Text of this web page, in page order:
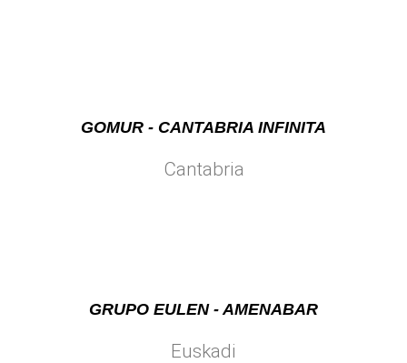
GOMUR - CANTABRIA INFINITA
Cantabria
GRUPO EULEN - AMENABAR
Euskadi